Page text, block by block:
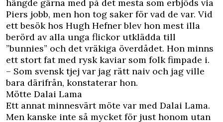
hängde gärna med på det mesta som erbjöds via
Piers jobb, men hon tog saker för vad de var. Vid
ett besök hos Hugh Hefner blev hon mest illa
berörd av alla unga flickor utklädda till
”bunnies” och det vräkiga överdådet. Hon minns
ett stort fat med rysk kaviar som folk fimpade i.
– Som svensk tjej var jag rätt naiv och jag ville
bara därifrån, konstaterar hon.
Mötte Dalai Lama
Ett annat minnesvärt möte var med Dalai Lama.
Men kanske inte så mycket för just honom utan